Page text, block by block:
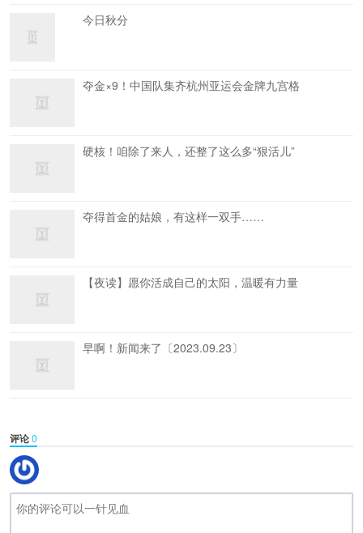
今日秋分
夺金×9！中国队集齐杭州亚运会金牌九宫格
硬核！咱除了来人，还整了这么多“狠活儿”
夺得首金的姑娘，有这样一双手……
【夜读】愿你活成自己的太阳，温暖有力量
早啊！新闻来了〔2023.09.23〕
评论0